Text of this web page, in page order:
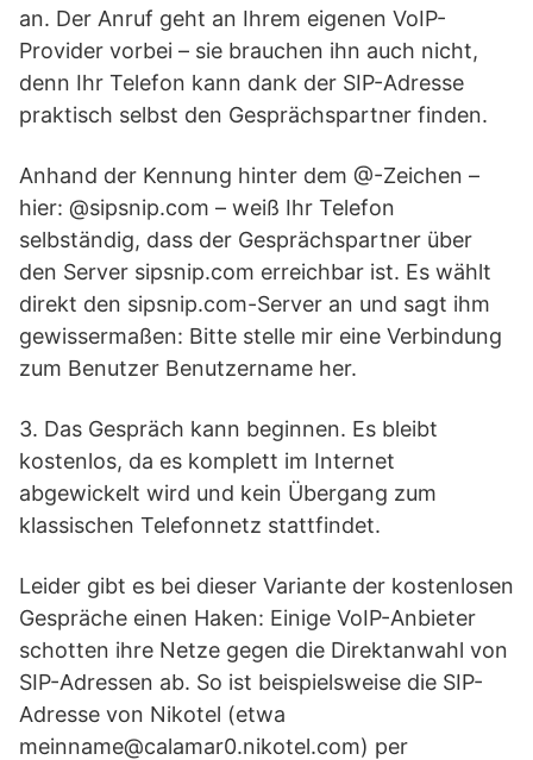
an. Der Anruf geht an Ihrem eigenen VoIP-
Provider vorbei – sie brauchen ihn auch nicht,
denn Ihr Telefon kann dank der SIP-Adresse
praktisch selbst den Gesprächspartner finden.
Anhand der Kennung hinter dem @-Zeichen –
hier: @sipsnip.com – weiß Ihr Telefon
selbständig, dass der Gesprächspartner über
den Server sipsnip.com erreichbar ist. Es wählt
direkt den sipsnip.com-Server an und sagt ihm
gewissermaßen: Bitte stelle mir eine Verbindung
zum Benutzer Benutzername her.
3. Das Gespräch kann beginnen. Es bleibt
kostenlos, da es komplett im Internet
abgewickelt wird und kein Übergang zum
klassischen Telefonnetz stattfindet.
Leider gibt es bei dieser Variante der kostenlosen
Gespräche einen Haken: Einige VoIP-Anbieter
schotten ihre Netze gegen die Direktanwahl von
SIP-Adressen ab. So ist beispielsweise die SIP-
Adresse von Nikotel (etwa
meinname@calamar0.nikotel.com) per